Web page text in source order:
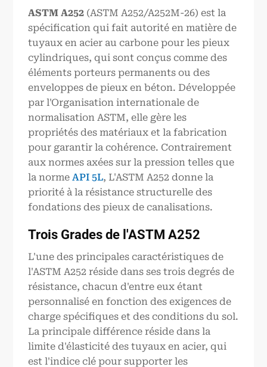
ASTMA252 (ASTM A252/A252M-26) est la
spécification qui fait autorité en matière de
tuyaux en acier au carbone pour les pieux
cylindriques, qui sont conçus comme des
éléments porteurs permanents ou des
enveloppes de pieux en béton. Développée
par l'Organisation internationale de
normalisation ASTM, elle gère les
propriétés des matériaux et la fabrication
pour garantir la cohérence. Contrairement
aux normes axées sur la pression telles que
la normeAPI 5L, L'ASTM A252 donne la
priorité à la résistance structurelle des
fondations des pieux de canalisations.
Trois Grades de l'ASTMA252
L'une des principales caractéristiques de
l'ASTM A252 réside dans ses trois degrés de
résistance, chacun d'entre eux étant
personnalisé en fonction des exigences de
charge spécifiques et des conditions du sol.
La principale différence réside dans la
limite d'élasticité des tuyaux en acier, qui
est l'indice clé pour supporter les